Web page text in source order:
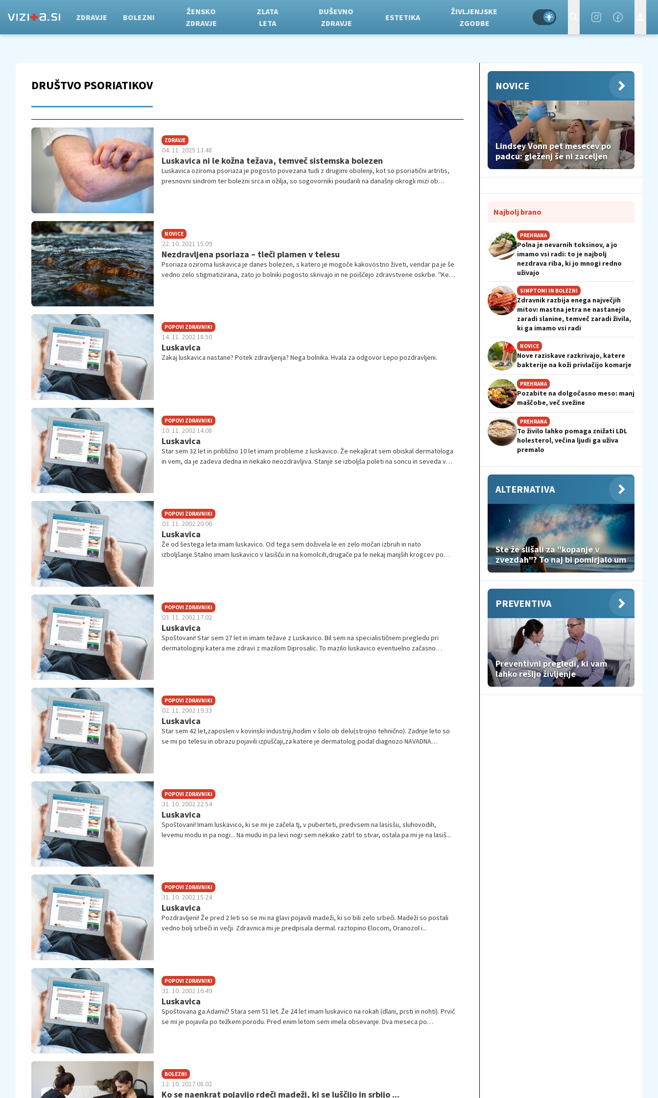
ZDRAVJE BOLEZNI
ŽENSKO
ZDRAVJE
ZLATA
LETA
DUŠEVNO
ZDRAVJE
ESTETIKA
ŽIVLJENJSKE
ZGODBE
DRUŠTVO PSORIATIKOV
ZDRAVJE
04. 11. 2025 13.48
Luskavica ni le kožna težava, temveč sistemska bolezen
Luskavica oziroma psoriaza je pogosto povezana tudi z drugimi obolenji, kot so psoriatični artritis,
presnovni sindrom ter bolezni srca in ožilja, so sogovorniki poudarili na današnji okrogli mizi ob
NOVICE
22. 10. 2021 15.09
Nezdravljena psoriaza – tleči plamen v telesu
Psoriaza oziroma luskavica je danes bolezen, s katero je mogoče kakovostno živeti, vendar pa je še
vedno zelo stigmatizirana, zato jo bolniki pogosto skrivajo in ne poiščejo zdravstvene oskrbe. ''Ker
POPOVI ZDRAVNIKI
14. 11. 2002 18.50
Luskavica
Zakaj luskavica nastane? Potek zdravljenja? Nega bolnika. Hvala za odgovor Lepo pozdravljeni.
POPOVI ZDRAVNIKI
10. 11. 2002 14.08
Luskavica
Star sem 32 let in približno 10 let imam probleme z luskavico. Že nekajkrat sem obiskal dermatologa
in vem, da je zadeva dedna in nekako neozdravljiva. Stanje se izboljša poleti na soncu in seveda v
POPOVI ZDRAVNIKI
03. 11. 2002 20.06
Luskavica
Že od šestega leta imam luskavico. Od tega sem doživela le en zelo močan izbruh in nato
izboljšanje.Stalno imam luskavico v lasišču in na komolcih,drugače pa le nekaj manjših krogcev po
POPOVI ZDRAVNIKI
03. 11. 2002 17.02
Luskavica
Spoštovani! Star sem 27 let in imam težave z Luskavico. Bil sem na specialističnem pregledu pri
dermatologinji katera me zdravi z mazilom Diprosalic. To mazilo luskavico eventuelno začasno
POPOVI ZDRAVNIKI
02. 11. 2002 19.33
Luskavica
Star sem 42 let,zaposlen v kovinski industriji,hodim v šolo ob delu(strojno tehnično). Zadnje leto so
se mi po telesu in obrazu pojavili izpuščaji,za katere je dermatolog podal diagnozo NAVADNA
POPOVI ZDRAVNIKI
31. 10. 2002 22.54
Luskavica
Spoštovani! Imam luskavico, ki se mi je začela tj, v puberteti, predvsem na lasisšu, sluhovodih,
levemu modu in pa nogi... Na mudu in pa levi nogi sem nekako zatrl to stvar, ostala pa mi je na lasiš...
POPOVI ZDRAVNIKI
31. 10. 2002 15.24
Luskavica
Pozdravljeni! Že pred 2 leti so se mi na glavi pojavili madeži, ki so bili zelo srbeči. Madeži so postali
vedno bolj srbeči in večji. Zdravnica mi je predpisala dermal. raztopino Elocom, Oranozol i...
POPOVI ZDRAVNIKI
31. 10. 2002 16.49
Luskavica
Spoštovana ga.Adamič! Stara sem 51 let. Že 24 let imam luskavico na rokah (dlani, prsti in nohti). Prvič
se mi je pojavila po težkem porodu. Pred enim letom sem imela obsevanje. Dva meseca po
BOLEZNI
12. 10. 2017 08.02
Ko se naenkrat pojavijo rdeči madeži, ki se luščijo in srbijo ...
NOVICE
Lindsey Vonn pet mesecev po
padcu: gleženj še ni zaceljen
Najbolj brano
PREHRANA
Polna je nevarnih toksinov, a jo
imamo vsi radi: to je najbolj
nezdrava riba, ki jo mnogi redno
uživajo
SIMPTOMI IN BOLEZNI
Zdravnik razbija enega največjih
mitov: mastna jetra ne nastanejo
zaradi slanine, temveč zaradi živila,
ki ga imamo vsi radi
NOVICE
Nove raziskave razkrivajo, katere
bakterije na koži privlačijo komarje
PREHRANA
Pozabite na dolgočasno meso: manj
maščobe, več svežine
PREHRANA
To živilo lahko pomaga znižati LDL
holesterol, večina ljudi ga uživa
premalo
ALTERNATIVA
Ste že slišali za "kopanje v
zvezdah"? To naj bi pomirjalo um
PREVENTIVA
Preventivni pregledi, ki vam
lahko rešijo življenje